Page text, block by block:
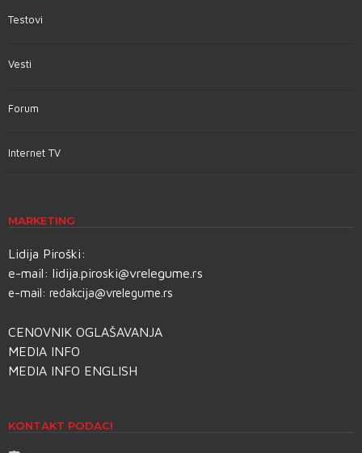
Testovi
Vesti
Forum
Internet TV
MARKETING
Lidija Piroški:
e-mail: lidija.piroski@vrelegume.rs
e-mail: redakcija@vrelegume.rs
CENOVNIK OGLAŠAVANJA
MEDIA INFO
MEDIA INFO ENGLISH
KONTAKT PODACI